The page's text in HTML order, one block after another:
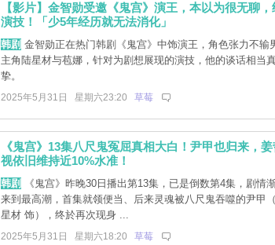
【影片】金智勋受邀《鬼宫》演王，本以为很无聊
演技！「少5年经历就无法消化」
韩剧 金智勋正在热门韩剧《鬼宫》中饰演王，角色张力不输
主角陆星材与苞娜，针对为剧想展现的演技，他的谈话相当
挚。
2025年5月31日 星期六23:20 草莓
《鬼宫》13集八尺鬼冤屈真相大白！尹甲也归来，
视依旧维持近10%水准！
韩剧 《鬼宫》昨晚30日播出第13集，已是倒数第4集，剧情
来到最高潮，首集就领便当、后来灵魂被八尺鬼吞噬的尹甲
星材 饰），终於再次现身 ...
2025年5月31日 星期六18:20 草莓